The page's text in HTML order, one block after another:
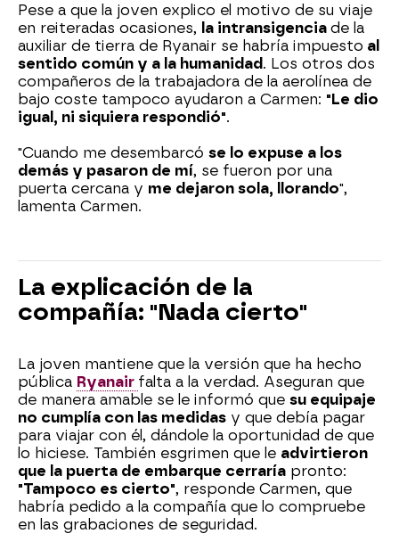
Pese a que la joven explico el motivo de su viaje
en reiteradas ocasiones, la intransigencia de la
auxiliar de tierra de Ryanair se habría impuesto al
sentido común y a la humanidad . Los otros dos
compañeros de la trabajadora de la aerolínea de
bajo coste tampoco ayudaron a Carmen: "Le dio
igual, ni siquiera respondió".
"Cuando me desembarcó se lo expuse a los
demás y pasaron de mí, se fueron por una
puerta cercana y me dejaron sola, llorando",
lamenta Carmen.
La explicación de la
compañía: "Nada cierto"
La joven mantiene que la versión que ha hecho
pública Ryanair falta a la verdad. Aseguran que
de manera amable se le informó que su equipaje
no cumplía con las medidas y que debía pagar
para viajar con él, dándole la oportunidad de que
lo hiciese. También esgrimen que le advirtieron
que la puerta de embarque cerraría pronto:
"Tampoco es cierto", responde Carmen, que
habría pedido a la compañía que lo compruebe
en las grabaciones de seguridad.